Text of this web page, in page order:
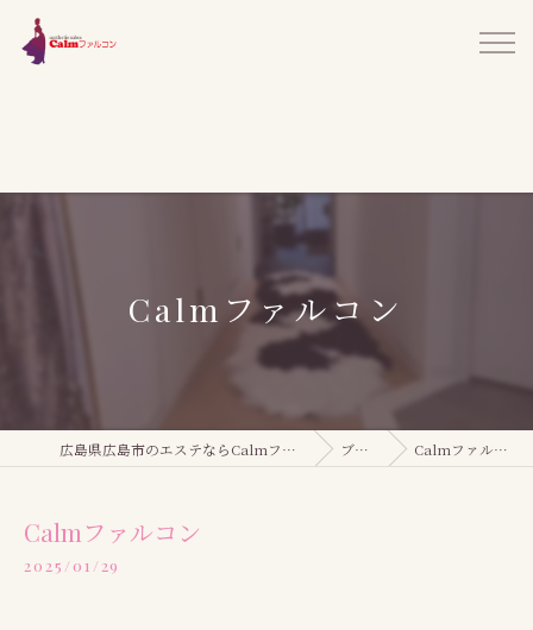
Calmファルコン
広島県広島市のエステならCalmファルコン ブログ Calmファルコン
Calmファルコン
2025/01/29